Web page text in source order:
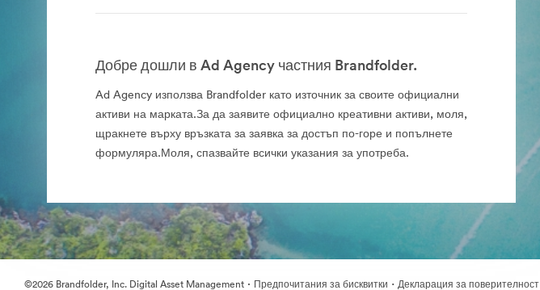
Добре дошли в Ad Agency частния Brandfolder.
Ad Agency използва Brandfolder като източник за своите официални
активи на марката.За да заявите официално креативни активи, моля,
щракнете върху връзката за заявка за достъп по-горе и попълнете
формуляра.Моля, спазвайте всички указания за употреба.
©2026 Brandfolder, Inc. Digital Asset Management · Предпочитания за бисквитки · Декларация за поверителност